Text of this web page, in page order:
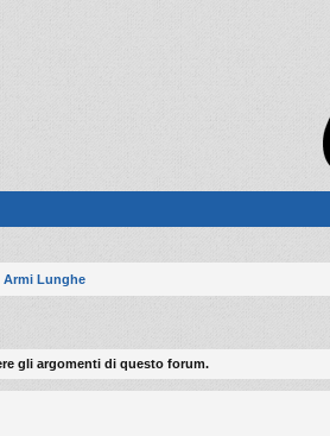
Armi Lunghe
gli argomenti di questo forum.